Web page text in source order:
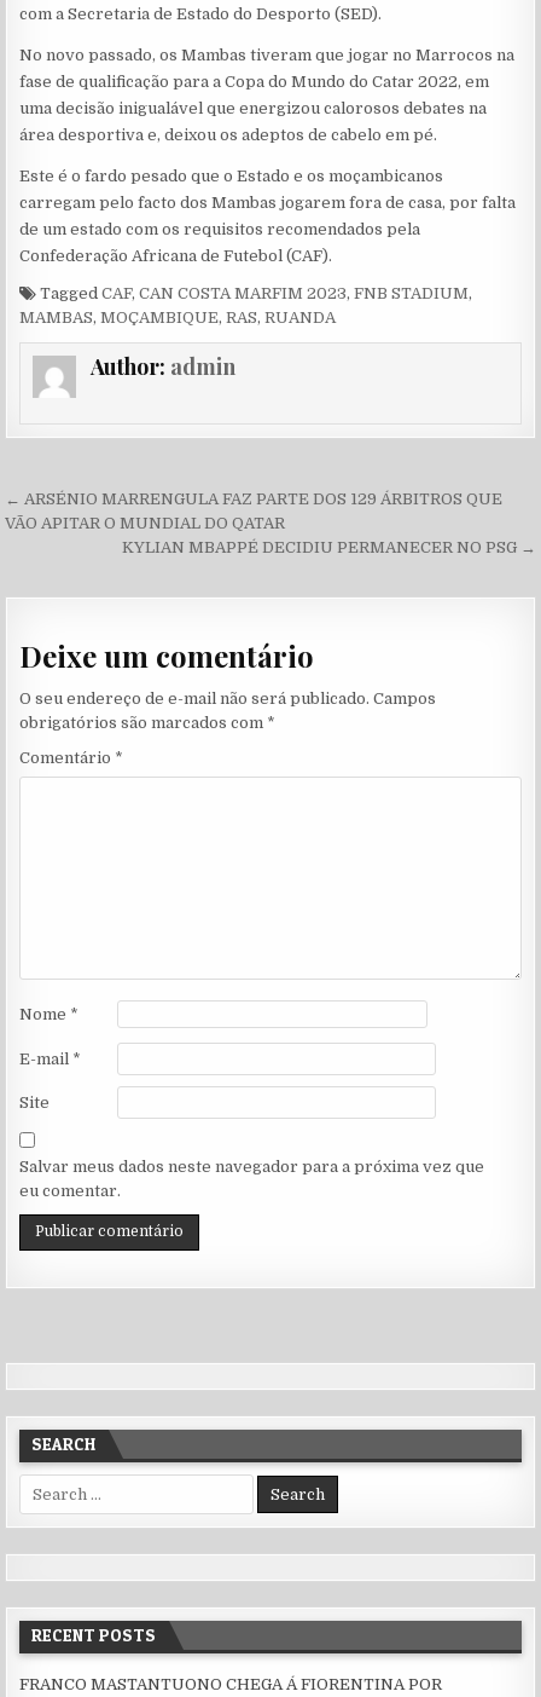
com a Secretaria de Estado do Desporto (SED).
No novo passado, os Mambas tiveram que jogar no Marrocos na
fase de qualificação para a Copa do Mundo do Catar 2022, em
uma decisão inigualável que energizou calorosos debates na
área desportiva e, deixou os adeptos de cabelo em pé.
Este é o fardo pesado que o Estado e os moçambicanos
carregam pelo facto dos Mambas jogarem fora de casa, por falta
de um estado com os requisitos recomendados pela
Confederação Africana de Futebol (CAF).
TaggedCAF,CAN COSTA MARFIM 2023,FNB STADIUM,
MAMBAS,MOÇAMBIQUE,RAS,RUANDA
Author: admin
Navegação de Post
← ARSÉNIO MARRENGULA FAZ PARTE DOS 129 ÁRBITROS QUE
VÃO APITAR O MUNDIAL DO QATAR
KYLIAN MBAPPÉ DECIDIU PERMANECER NO PSG →
Deixe um comentário
O seu endereço de e-mail não será publicado. Campos
obrigatórios são marcados com *
Comentário *
Nome *
E-mail *
Site
Salvar meus dados neste navegador para a próxima vez que
eu comentar.
SEARCH
Search for:
RECENT POSTS
FRANCO MASTANTUONO CHEGA Á FIORENTINA POR